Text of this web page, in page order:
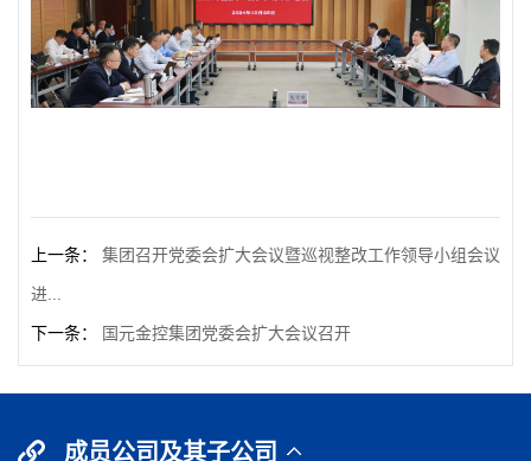
上一条： 集团召开党委会扩大会议暨巡视整改工作领导小组会议
进...
下一条： 国元金控集团党委会扩大会议召开
成员公司及其子公司